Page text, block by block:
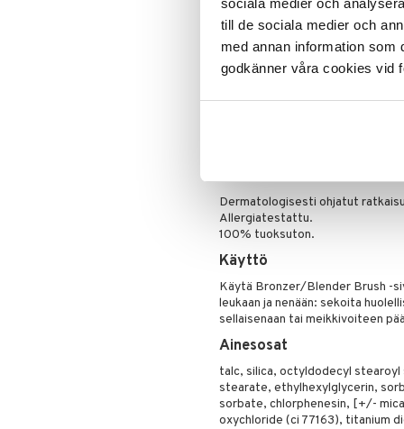
sociala medier och
till de sociala medier och
med annan information som
godkänner våra cookies vid
Tämä kevyt aurinkopuuteri
sillä on erinomainen kestävyys.
häivyttää, ja se antaa
ympäri vuoden!
Kenelle tuote sopii?
Dermatologisesti ohjatut
Allergiatestattu.
100% tuoksuton.
Käyttö
Käytä Bronzer/Blender Brush -
leukaan ja nenään: sekoita
sellaisenaan tai meikkivoiteen
Ainesosat
talc, silica, octyldodecyl
stearate, ethylhexylglycerin,
sorbate, chlorphenesin, [+/-
oxychloride (ci 77163), titanium